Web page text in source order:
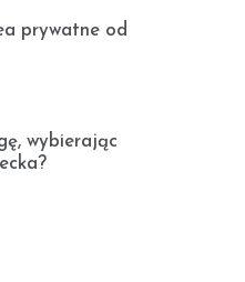
prywatne od
wybierając